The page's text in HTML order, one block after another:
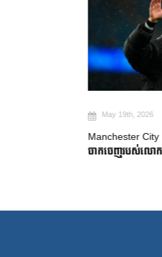
May 19th, 2026
Manchester City
ចាកចេញរបស់លោក